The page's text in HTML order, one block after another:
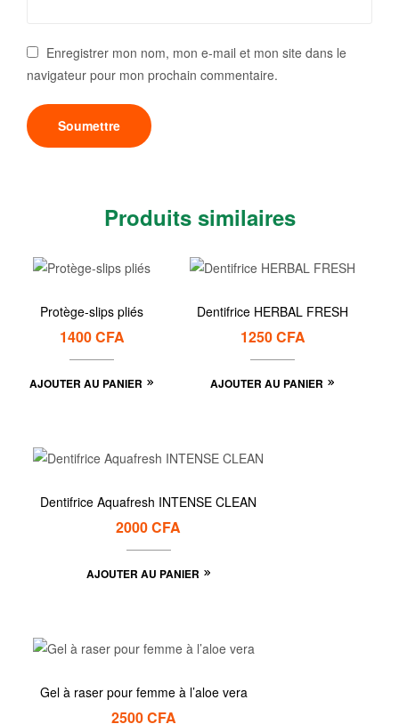
Enregistrer mon nom, mon e-mail et mon site dans le
navigateur pour mon prochain commentaire.
Produits similaires
Protège-slips pliés
1400CFA
AJOUTER AU PANIER
Dentifrice HERBAL FRESH
1250CFA
AJOUTER AU PANIER
Dentifrice Aquafresh INTENSE CLEAN
2000CFA
AJOUTER AU PANIER
Gel à raser pour femme à l’aloe vera
2500CFA